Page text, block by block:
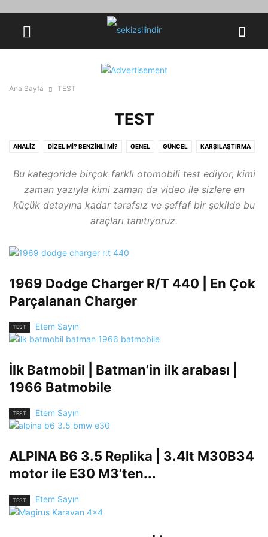
Ana Sayfa TEST
TEST
ANALİZ DİZEL Mİ? BENZİNLİ Mİ? GENEL GÜNCEL KARŞILAŞTIRMA
TEST TOZLU GARAJ VIDEO ANLATIM YENİLİK
Bu kategoride birçok farklı otomobili test ediyor, kimi
zaman yazıyla kimi zaman da video ile sizlere en
küçük detayına kadar tarafsız ve şeffaf bir şekilde bu
araçları tanıtıyoruz.
1969 Dodge Charger R/T 440 | En Çok
Parçalanan Charger
TEST Etem Sayın
İlk Batmobil | Batman’in ilk arabası |
1966 Batmobile
TEST Etem Sayın
ALPINA B6 3.5 Replika | 3.4lt M30B34
motor ile E30 M3’ten...
TEST Etem Sayın